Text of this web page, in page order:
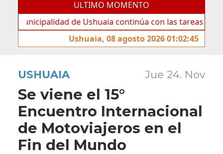
ULTIMO MOMENTO
de Ushuaia continúa con las tareas de
Ushuaia, 08 agosto 2026 01:02:45
USHUAIA Jue 24. Nov
Se viene el 15°
Encuentro Internacional
de Motoviajeros en el
Fin del Mundo